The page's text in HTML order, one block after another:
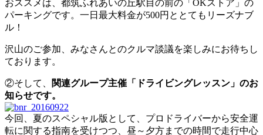
おススメは、都筑ふれあいの丘駅目の前の「OKストア」の
パーキングです。一日最大料金が500円ととてもリーズナブ
ル！
沢山のご参加、みなさんとのクルマ談議を楽しみにお待ちし
ております。
②そして、
関連グループ主催「ドライビングレッスン」のお
知らせです。
今回、夏のスペシャル版として、プロドライバーから安全運
転に関する指南を受けつつ、昼～夕方までの時間で走行中心